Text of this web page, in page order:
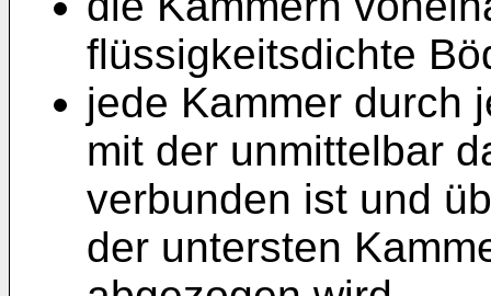
flüssigkeitsdichte
jede Kammer durch
mit der unmittelbar
verbunden ist und
der untersten